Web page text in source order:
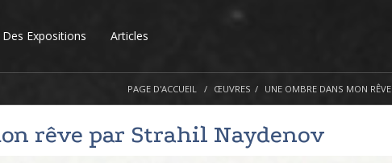
Des Expositions Articles
PAGE D'ACCUEIL ŒUVRES UNE OMBRE DANS MON RÊVE
rêve par Strahil Naydenov